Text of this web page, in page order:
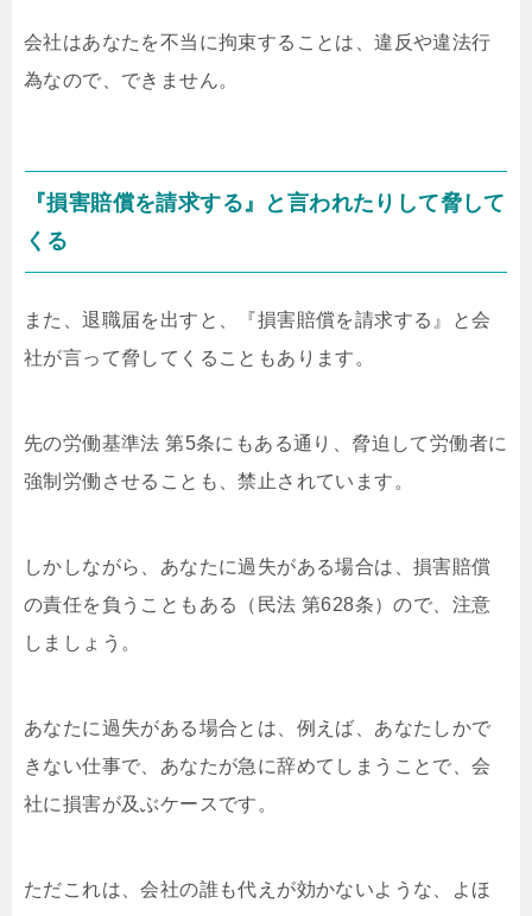
会社はあなたを不当に拘束することは、違反や違法行
為なので、できません。
『損害賠償を請求する』と言われたりして脅して
くる
また、退職届を出すと、『損害賠償を請求する』と会
社が言って脅してくることもあります。
先の労働基準法 第5条にもある通り、脅迫して労働者に
強制労働させることも、禁止されています。
しかしながら、あなたに過失がある場合は、損害賠償
の責任を負うこともある（民法 第628条）ので、注意
しましょう。
あなたに過失がある場合とは、例えば、あなたしかで
きない仕事で、あなたが急に辞めてしまうことで、会
社に損害が及ぶケースです。
ただこれは、会社の誰も代えが効かないような、よほ